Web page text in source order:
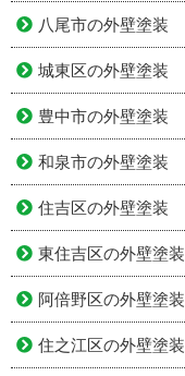
八尾市の外壁塗装
城東区の外壁塗装
豊中市の外壁塗装
和泉市の外壁塗装
住吉区の外壁塗装
東住吉区の外壁塗装
阿倍野区の外壁塗装
住之江区の外壁塗装